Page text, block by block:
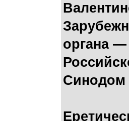
органа
Синодом